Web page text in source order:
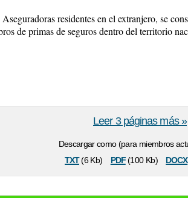
residentes en el extranjero, se
de primas de seguros dentro del territorio
Descargar como (para miembros
txt(6 Kb) pdf(100 Kb) docx
Leer 3 páginas más »